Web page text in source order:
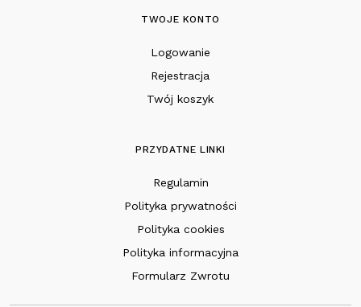
TWOJE KONTO
Logowanie
Rejestracja
Twój koszyk
PRZYDATNE LINKI
Regulamin
Polityka prywatności
Polityka cookies
Polityka informacyjna
Formularz Zwrotu